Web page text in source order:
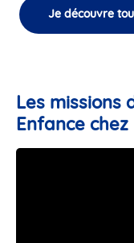
Je découvre
Les missions
Enfance